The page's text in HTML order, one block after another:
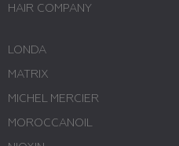
HAIR COMPANY
LONDA
MATRIX
MICHEL MERCIER
MOROCCANOIL